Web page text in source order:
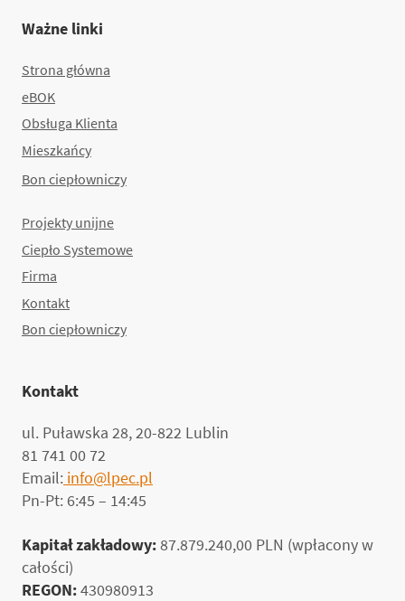
Ważne linki
Strona główna
eBOK
Obsługa Klienta
Mieszkańcy
Bon ciepłowniczy
Projekty unijne
Ciepło Systemowe
Firma
Kontakt
Bon ciepłowniczy
Kontakt
ul. Puławska 28, 20-822 Lublin
81 741 00 72
Email: info@lpec.pl
Pn-Pt: 6:45 – 14:45
Kapitał zakładowy:87.879.240,00 PLN (wpłacony w
całości)
REGON:430980913